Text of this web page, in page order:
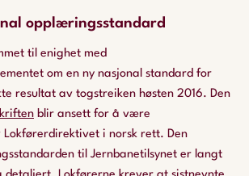
opplæringsstandard
til enighet med
om en ny nasjonal standard for
resultat av togstreiken høsten 2016. Den
blir ansett for å være
i norsk rett. Den
til Jernbanetilsynet er langt